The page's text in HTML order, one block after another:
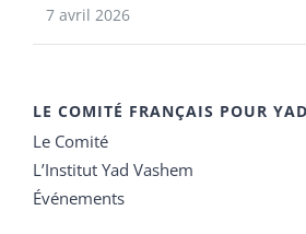
7 avril 2026
LE COMITÉ FRANÇAIS POUR
Le Comité
L’Institut Yad Vashem
Événements